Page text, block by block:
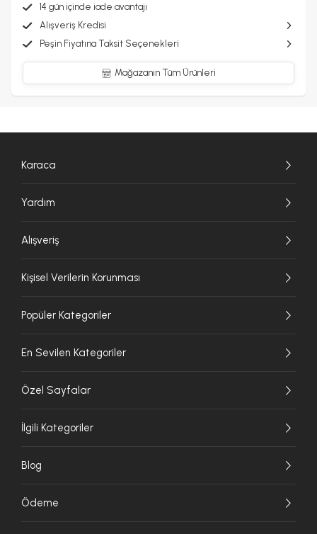
14 gün içinde iade avantajı
Alışveriş Kredisi
Peşin Fiyatına Taksit Seçenekleri
Mağazanın Tüm Ürünleri
Karaca
Yardım
Alışveriş
Kişisel Verilerin Korunması
Popüler Kategoriler
En Sevilen Kategoriler
Özel Sayfalar
İlgili Kategoriler
Blog
Ödeme